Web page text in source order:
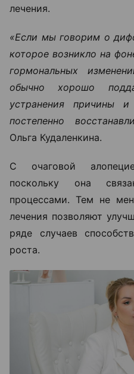
лечения.
«Если мы говорим о
которое возникло на
гормональных
обычно хорошо
устранения причины
постепенно
Ольга Кудаленкина.
С очаговой
поскольку она
процессами. Тем не
лечения позволяют
ряде случаев
роста.